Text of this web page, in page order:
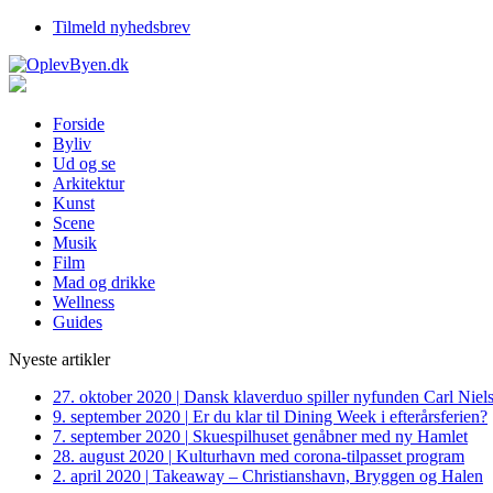
Tilmeld nyhedsbrev
Forside
Byliv
Ud og se
Arkitektur
Kunst
Scene
Musik
Film
Mad og drikke
Wellness
Guides
Nyeste artikler
27. oktober 2020 | Dansk klaverduo spiller nyfunden Carl
9. september 2020 | Er du klar til Dining Week i efterårsferien?
7. september 2020 | Skuespilhuset genåbner med ny Hamlet
28. august 2020 | Kulturhavn med corona-tilpasset program
2. april 2020 | Takeaway – Christianshavn, Bryggen og Halen